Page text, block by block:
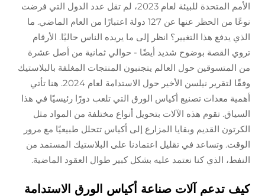
الأمم المتحدة للبيئة لعام 2023، لم تقل عدد الدول التي فرضت
نوعًا من الحظر عنها عن 127 دولة اعتبارًا من العام الماضي. ما
الذي يدفع هذا التغيير؟ انظر إلى ما يريده الناس حاليًا. الأرقام
تروي القصة بوضوح شديد أيضًا - حوالي ثمانية من أصل عشرة
من المتسوقين حول العالم يتجنبون المنتجات المغلفة بالبلاستيك
وفقًا لتقرير نيلسن الأخير حول الاستدامة لعام 2024. هنا تأتي
أهمية معدات تصنيع أكياس الورق التي تلعب دورًا رئيسيًا في هذا
السياق. تقوم هذه الآلات بتحويل أنواع مختلفة من المواد مثل
الكرتون القديم وبقايا المزارع إلى أكياس تتحلل طبيعيًا مع مرور
الوقت. وتساعد في تقليل اعتمادنا على البلاستيك المستمد من
النفط، الذي كنا نعتمد عليه بشكل كبير طوال العقود الماضية.
كيف تدعم آلات صناعة أكياس الورق الاستدامة